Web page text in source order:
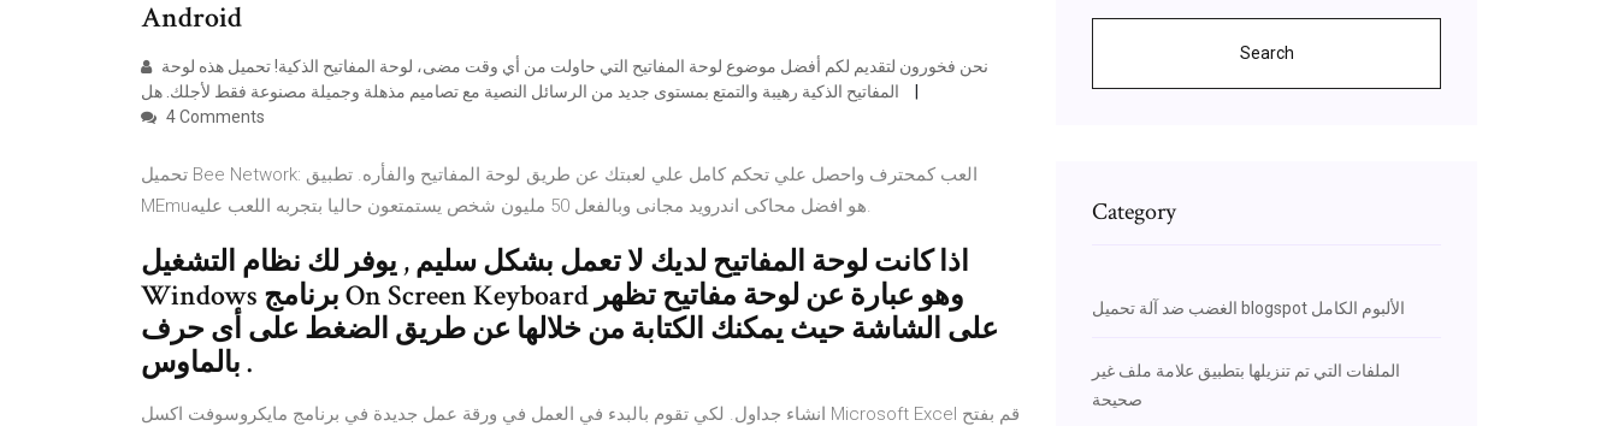
Android
4 Comments
تحميل Bee Network: العب كمحترف واحصل علي تحكم كامل علي لعبتك عن طريق لوحة المفاتيح والفأره. تطبيق
MEmuهو افضل محاكى اندرويد مجانى وبالفعل 50 مليون شخص يستمتعون حاليا بتجربه اللعب عليه.
اذا كانت لوحة المفاتيح لديك لا تعمل بشكل سليم , يوفر لك نظام التشغيل
Windows برنامج On Screen Keyboard وهو عبارة عن لوحة مفاتيح تظهر
على الشاشة حيث يمكنك الكتابة من خلالها عن طريق الضغط على أى حرف
بالماوس .
انشاء جداول. لكي تقوم بالبدء في العمل في ورقة عمل جديدة في برنامج مايكروسوفت اكسل Microsoft Excel قم بفتح
Search
Category
الغضب ضد آلة تحميل blogspot الألبوم الكامل
الملفات التي تم تنزيلها بتطبيق علامة ملف غير
صحيحة